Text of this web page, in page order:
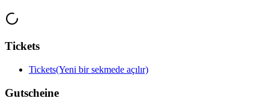
Tickets
Tickets(Yeni bir sekmede açılır)
Gutscheine